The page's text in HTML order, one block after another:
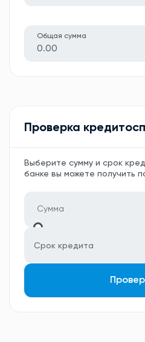
Общая сумма
0.00
Проверка
Выберите сумму и срок
банке вы можете получить
Срок кредита